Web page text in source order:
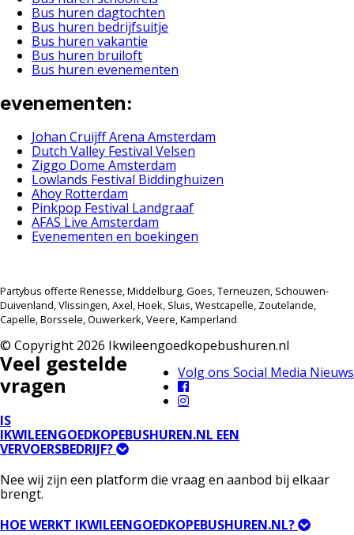
Bus huren dagtochten
Bus huren bedrijfsuitje
Bus huren vakantie
Bus huren bruiloft
Bus huren evenementen
evenementen:
Johan Cruijff Arena Amsterdam
Dutch Valley Festival Velsen
Ziggo Dome Amsterdam
Lowlands Festival Biddinghuizen
Ahoy Rotterdam
Pinkpop Festival Landgraaf
AFAS Live Amsterdam
Evenementen en boekingen
Partybus offerte Renesse, Middelburg, Goes, Terneuzen, Schouwen-
Duivenland, Vlissingen, Axel, Hoek, Sluis, Westcapelle, Zoutelande,
Capelle, Borssele, Ouwerkerk, Veere, Kamperland
© Copyright 2026 Ikwileengoedkopebushuren.nl
Volg ons Social Media Nieuws
Veel gestelde
vragen
IS
IKWILEENGOEDKOPEBUSHUREN.NL EEN
VERVOERSBEDRIJF?
Nee wij zijn een platform die vraag en aanbod bij elkaar
brengt.
HOE WERKT IKWILEENGOEDKOPEBUSHUREN.NL?